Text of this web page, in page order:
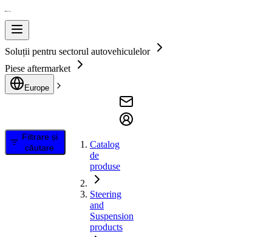
Soluții pentru sectorul autovehiculelor
Piese aftermarket
Europe
Filtrare și
căutare
Catalog
de
produse
Steering
and
Suspension
products